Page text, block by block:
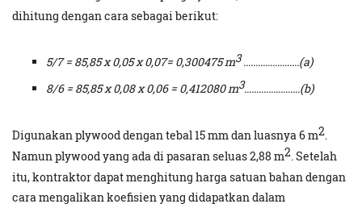
dihitung dengan cara sebagai berikut:
5/7 = 85,85 x 0,05 x 0,07= 0,300475 m3.......................(a)
8/6 = 85,85 x 0,08 x 0,06 = 0,412080 m3.......................(b)
Digunakan plywood dengan tebal 15 mm dan luasnya 6 m2.
Namun plywood yang ada di pasaran seluas 2,88 m2. Setelah
itu, kontraktor dapat menghitung harga satuan bahan dengan
cara mengalikan koefisien yang didapatkan dalam